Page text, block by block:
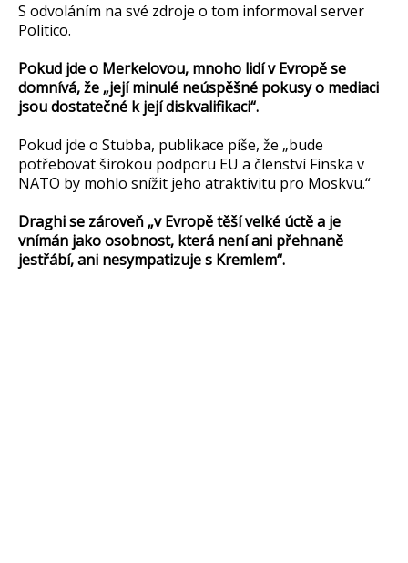
S odvoláním na své zdroje o tom informoval server
Politico.
Pokud jde o Merkelovou, mnoho lidí v Evropě se
domnívá, že „její minulé neúspěšné pokusy o mediaci
jsou dostatečné k její diskvalifikaci“.
Pokud jde o Stubba, publikace píše, že „bude
potřebovat širokou podporu EU a členství Finska v
NATO by mohlo snížit jeho atraktivitu pro Moskvu.“
Draghi se zároveň „v Evropě těší velké úctě a je
vnímán jako osobnost, která není ani přehnaně
jestřábí, ani nesympatizuje s Kremlem“.